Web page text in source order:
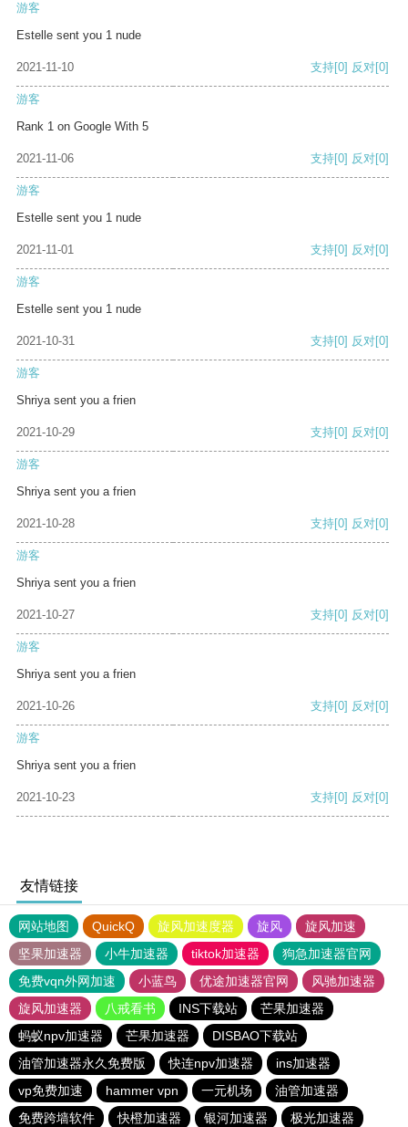
游客
Estelle sent you 1 nude
2021-11-10 支持[0] 反对[0]
游客
Rank 1 on Google With 5
2021-11-06 支持[0] 反对[0]
游客
Estelle sent you 1 nude
2021-11-01 支持[0] 反对[0]
游客
Estelle sent you 1 nude
2021-10-31 支持[0] 反对[0]
游客
Shriya sent you a frien
2021-10-29 支持[0] 反对[0]
游客
Shriya sent you a frien
2021-10-28 支持[0] 反对[0]
游客
Shriya sent you a frien
2021-10-27 支持[0] 反对[0]
游客
Shriya sent you a frien
2021-10-26 支持[0] 反对[0]
游客
Shriya sent you a frien
2021-10-23 支持[0] 反对[0]
友情链接
网站地图 QuickQ 旋风加速度器 旋风
旋风加速
坚果加速器
小牛加速器 tiktok加速器
狗急加速器官网
免费vqn外网加速
小蓝鸟 优途加速器官网
风驰加速器
旋风加速器
八戒看书 INS下载站
芒果加速器
蚂蚁npv加速器
芒果加速器
DISBAO下载站
油管加速器永久免费版
快连npv加速器
ins加速器
vp免费加速
hammer vpn 一元机场
油管加速器
免费跨墙软件
快橙加速器 银河加速器 极光加速器